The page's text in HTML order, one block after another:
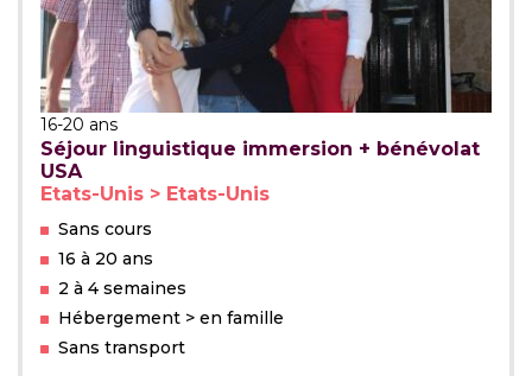
16-20 ans
Séjour linguistique immersion + bénévolat
USA
Etats-Unis > Etats-Unis
Sans cours
16 à 20 ans
2 à 4 semaines
Hébergement > en famille
Sans transport